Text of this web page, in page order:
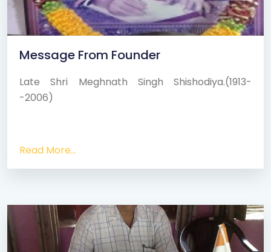
Message From Founder
Late Shri Meghnath Singh Shishodiya.(1913-
-2006)
Read More...